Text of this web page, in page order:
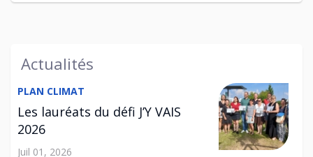
Actualités
PLAN CLIMAT
Les lauréats du défi J’Y VAIS
2026
Juil 01, 2026